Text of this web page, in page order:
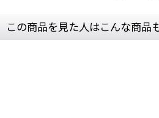
この商品を見た人はこんな商品